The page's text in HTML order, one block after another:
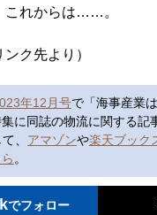
これからは……。
ンク先より）
年12月号で「海事産業
に同誌の物流に関する
、 アマゾンや楽天ブック
。
でフォロー